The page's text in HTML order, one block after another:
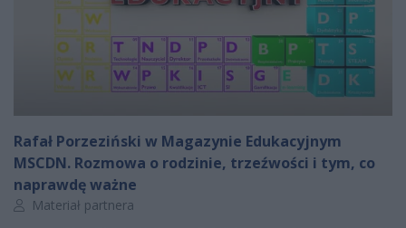
Rafał Porzeziński w Magazynie Edukacyjnym
MSCDN. Rozmowa o rodzinie, trzeźwości i tym, co
naprawdę ważne
Autor artykułu:
Materiał partnera